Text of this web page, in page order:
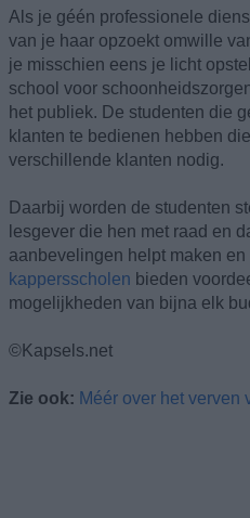
Als je géén professionele
van je haar opzoekt omwille
je misschien eens je licht
school voor
het publiek. De studenten die
klanten te bedienen hebben
verschillende klanten nodig.
Daarbij worden de studenten
lesgever die hen met raad en
aanbevelingen helpt maken
kappersscholen bieden
mogelijkheden van bijna elk
©Kapsels.net
Zie ook: Méér over het verven